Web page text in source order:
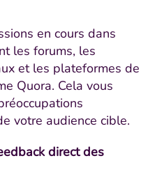
en cours dans
les forums, les
et les plateformes de
Quora. Cela vous
votre audience cible.
direct des